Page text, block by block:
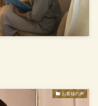
お客様の声